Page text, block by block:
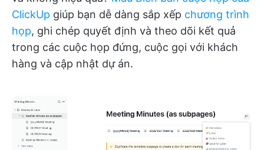
ClickUp giúp bạn dễ dàng sắp xếp chương trình
họp, ghi chép quyết định và theo dõi kết quả
trong các cuộc họp đứng, cuộc gọi với khách
hàng và cập nhật dự án.